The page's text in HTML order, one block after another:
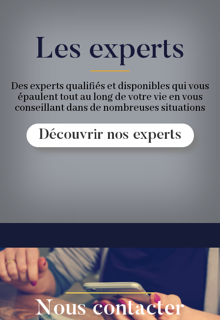
Les experts
Des experts qualifiés et disponibles qui vous
épaulent tout au long de votre vie en vous
conseillant dans de nombreuses situations
Découvrir nos experts
Nous contacter